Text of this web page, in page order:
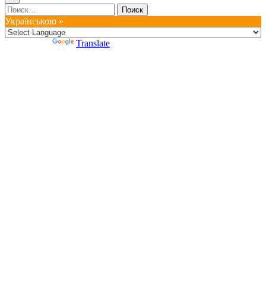
Найти:
Українською »
Translate